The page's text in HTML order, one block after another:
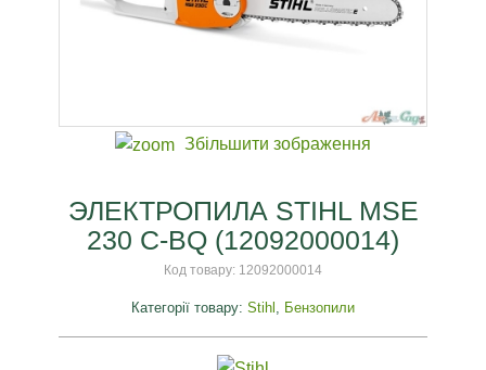
Збільшити зображення
ЭЛЕКТРОПИЛА STIHL MSE
230 С-BQ (12092000014)
Код товару: 12092000014
Категорії товару: Stihl Бензопили